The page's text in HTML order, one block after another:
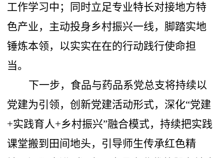
工作学习中；同时立足专业特长对接地方特
色产业，主动投身乡村振兴一线，脚踏实地
锤炼本领，以实实在在的行动践行使命担
当。
下一步，食品与药品系党总支将持续以
党建为引领，创新党建活动形式，深化“党建
+实践育人+乡村振兴”融合模式，持续把实践
课堂搬到田间地头，引导师生传承红色精